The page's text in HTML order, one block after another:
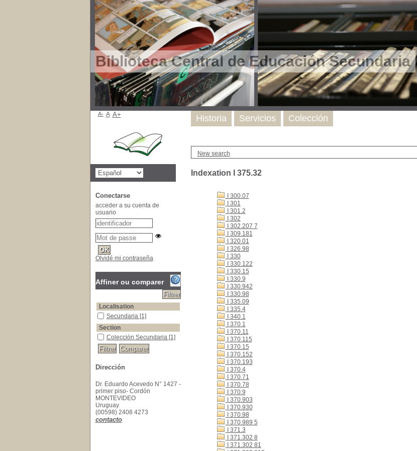
Biblioteca Central de Educación Secundaria
New search
Indexation I 375.32
I 300.07
I 301
I 301.2
I 302
I 302.207 7
I 309.181
I 320.01
I 326.98
I 330
I 330.122
I 330.15
I 330.9
I 330.942
I 330.98
I 335.09
I 335.4
I 340.1
I 370.1
I 370.11
I 370.115
I 370.15
I 370.152
I 370.193
I 370.4
I 370.71
I 370.78
I 370.9
I 370.903
I 370.930
I 370.98
I 370.989 5
I 371.3
I 371.302 8
I 371.302 81
Historia Servicios Colección
A- A A+
Conectarse
acceder a su cuenta de
usuario
Olvidé mi contraseña
Affiner ou comparer
Localisation
Secundaria [1]
Section
Colección Secundaria [1]
Dirección
Dr. Eduardo Acevedo N° 1427 -
primer piso- Cordón
MONTEVIDEO
Uruguay
(00598) 2408 4273
contacto